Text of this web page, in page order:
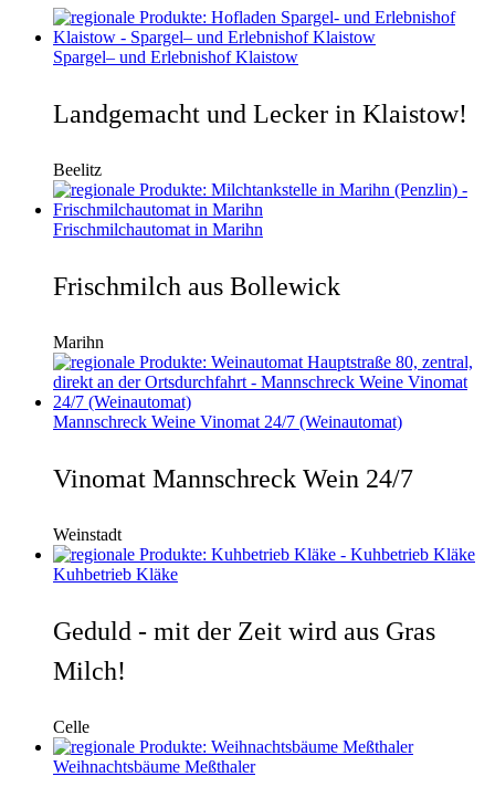
Spargel– und Erlebnishof Klaistow
Landgemacht und Lecker in Klaistow!
Beelitz
Frischmilchautomat in Marihn
Frischmilch aus Bollewick
Marihn
Mannschreck Weine Vinomat 24/7 (Weinautomat)
Vinomat Mannschreck Wein 24/7
Weinstadt
Kuhbetrieb Kläke
Geduld - mit der Zeit wird aus Gras
Milch!
Celle
Weihnachtsbäume Meßthaler